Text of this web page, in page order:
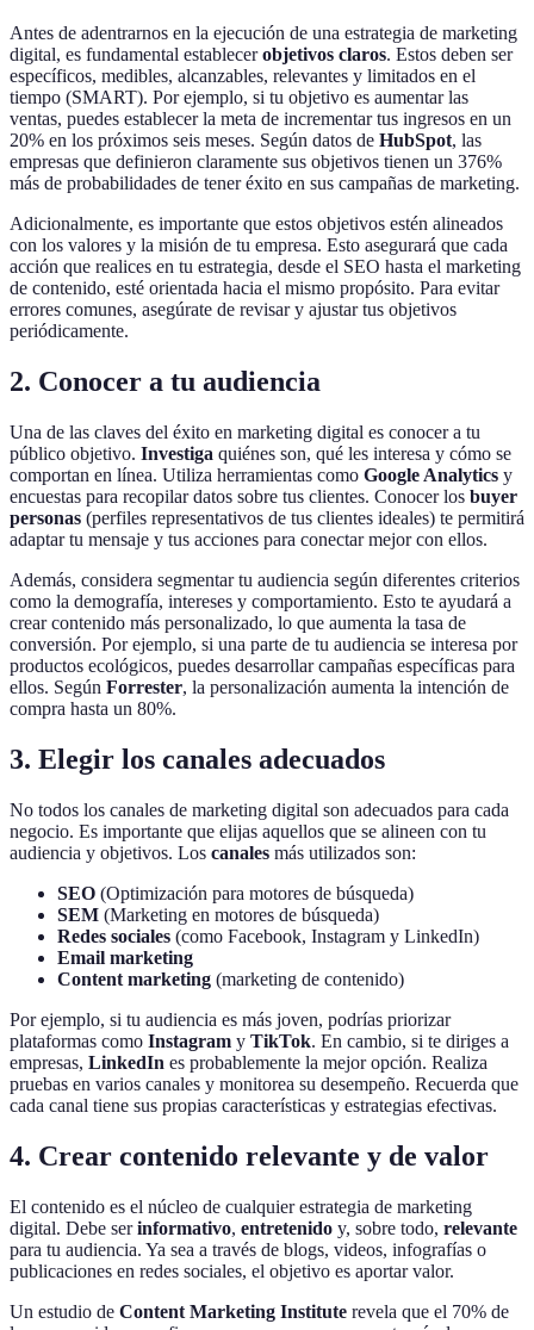
Antes de adentrarnos en la ejecución de una estrategia de marketing
digital, es fundamental establecerobjetivos claros. Estos deben ser
específicos, medibles, alcanzables, relevantes y limitados en el
tiempo (SMART). Por ejemplo, si tu objetivo es aumentar las
ventas, puedes establecer la meta de incrementar tus ingresos en un
20% en los próximos seis meses. Según datos de HubSpot, las
empresas que definieron claramente sus objetivos tienen un 376%
más de probabilidades de tener éxito en sus campañas de marketing.
Adicionalmente, es importante que estos objetivos estén alineados
con los valores y la misión de tu empresa. Esto asegurará que cada
acción que realices en tu estrategia, desde el SEO hasta el marketing
de contenido, esté orientada hacia el mismo propósito. Para evitar
errores comunes, asegúrate de revisar y ajustar tus objetivos
periódicamente.
2. Conocer a tu audiencia
Una de las claves del éxito en marketing digital es conocer a tu
público objetivo. Investiga quiénes son, qué les interesa y cómo se
comportan en línea. Utiliza herramientas como Google Analytics y
encuestas para recopilar datos sobre tus clientes. Conocer los buyer
personas (perfiles representativos de tus clientes ideales) te permitirá
adaptar tu mensaje y tus acciones para conectar mejor con ellos.
Además, considera segmentar tu audiencia según diferentes criterios
como la demografía, intereses y comportamiento. Esto te ayudará a
crear contenido más personalizado, lo que aumenta la tasa de
conversión. Por ejemplo, si una parte de tu audiencia se interesa por
productos ecológicos, puedes desarrollar campañas específicas para
ellos. Según Forrester, la personalización aumenta la intención de
compra hasta un 80%.
3. Elegir los canales adecuados
No todos los canales de marketing digital son adecuados para cada
negocio. Es importante que elijas aquellos que se alineen con tu
audiencia y objetivos. Los canales más utilizados son:
SEO (Optimización para motores de búsqueda)
SEM (Marketing en motores de búsqueda)
Redes sociales (como Facebook, Instagram y LinkedIn)
Email marketing
Content marketing (marketing de contenido)
Por ejemplo, si tu audiencia es más joven, podrías priorizar
plataformas como Instagram y TikTok. En cambio, si te diriges a
empresas, LinkedIn es probablemente la mejor opción. Realiza
pruebas en varios canales y monitorea su desempeño. Recuerda que
cada canal tiene sus propias características y estrategias efectivas.
4. Crear contenido relevante y de valor
El contenido es el núcleo de cualquier estrategia de marketing
digital. Debe serinformativo, entretenido y, sobre todo, relevante
para tu audiencia. Ya sea a través de blogs, videos, infografías o
publicaciones en redes sociales, el objetivo es aportar valor.
Un estudio de Content Marketing Institute revela que el 70% de